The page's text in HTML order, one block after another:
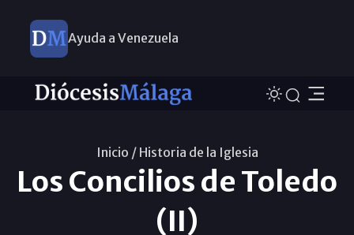
Ayuda a Venezuela
Inicio / Historia de la Iglesia
Los Concilios de Toledo
(II)